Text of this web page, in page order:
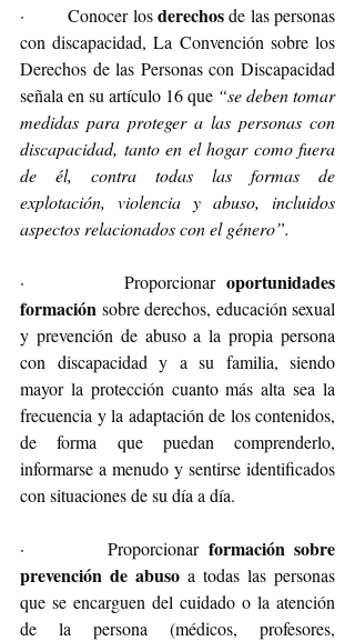
·         Conocer los derechos de las personas
con discapacidad, La Convención sobre los
Derechos de las Personas con Discapacidad
señala en su artículo 16 que “se deben tomar
medidas para proteger a las personas con
discapacidad, tanto en el hogar como fuera
de él, contra todas las formas de
explotación, violencia y abuso, incluidos
aspectos relacionados con el género”.
·         Proporcionar oportunidades
formación sobre derechos, educación sexual
y prevención de abuso a la propia persona
con discapacidad y a su familia, siendo
mayor la protección cuanto más alta sea la
frecuencia y la adaptación de los contenidos,
de forma que puedan comprenderlo,
informarse a menudo y sentirse identificados
con situaciones de su día a día.
·         Proporcionar formación sobre
prevención de abuso a todas las personas
que se encarguen del cuidado o la atención
de la persona (médicos, profesores,